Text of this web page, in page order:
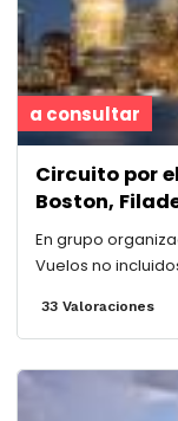
a consultar
Circuito por
Boston,
En grupo
Vuelos no
33 Valoraciones